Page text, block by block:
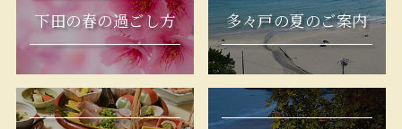
下田の春の過ごし方 多々戸の夏のご案内